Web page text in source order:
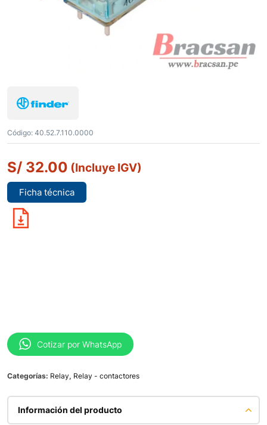
Código: 40.52.7.110.0000
S/ 32.00 (Incluye IGV)
Ficha técnica
Cotizar por WhatsApp
Categorías: Relay, Relay - contactores
Información del producto